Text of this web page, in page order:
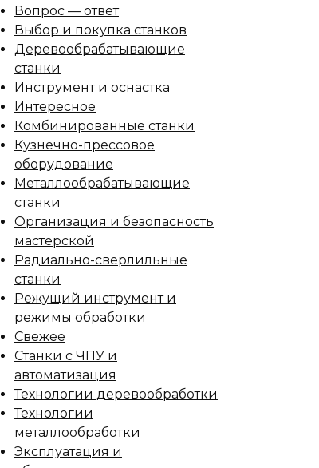
Вопрос — ответ
Выбор и покупка станков
Деревообрабатывающие
станки
Инструмент и оснастка
Интересное
Комбинированные станки
Кузнечно-прессовое
оборудование
Металлообрабатывающие
станки
Организация и безопасность
мастерской
Радиально-сверлильные
станки
Режущий инструмент и
режимы обработки
Свежее
Станки с ЧПУ и
автоматизация
Технологии деревообработки
Технологии
металлообработки
Эксплуатация и